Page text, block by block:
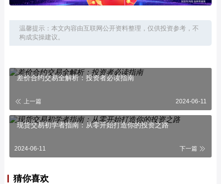
温馨提示：本文内容由互联网公开资料整理，仅供投资参考，不
构成实操建议。
差价合约交易全解析：投资者必读指南
上一篇 2024-06-11
现货交易初学者指南：从零开始打造你的投资之路
2024-06-11 下一篇
猜你喜欢